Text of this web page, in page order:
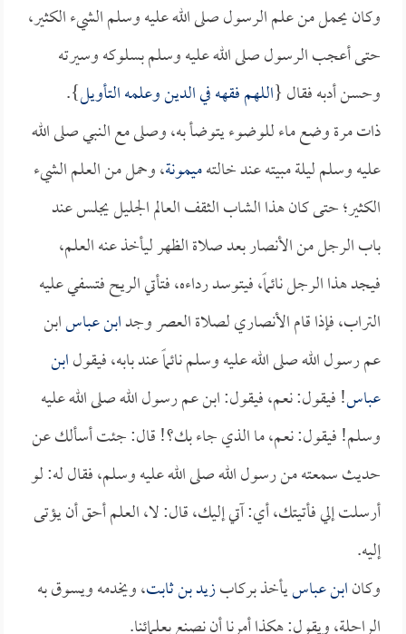
وكان يحمل من علم الرسول صلى الله عليه وسلم الشيء الكثير،
حتى أعجب الرسول صلى الله عليه وسلم بسلوكه وسيرته
وحسن أدبه فقال {اللهم فقهه في الدين وعلمه التأويل}.
ذات مرة وضع ماء للوضوء يتوضأ به، وصلى مع النبي صلى الله
عليه وسلم ليلة مبيته عند خالتهميمونة، وحمل من العلم الشيء
الكثير؛ حتى كان هذا الشاب الثقف العالم الجليل يجلس عند
باب الرجل من الأنصار بعد صلاة الظهر ليأخذ عنه العلم،
فيجد هذا الرجل نائماً، فيتوسد رداءه، فتأتي الريح فتسفي عليه
التراب، فإذا قام الأنصاري لصلاة العصر وجدابن عباسابن
عم رسول الله صلى الله عليه وسلم نائماً عند بابه، فيقولابن
عباس! فيقول: نعم، فيقول: ابن عم رسول الله صلى الله عليه
وسلم! فيقول: نعم، ما الذي جاء بك؟! قال: جئت أسألك عن
حديث سمعته من رسول الله صلى الله عليه وسلم، فقال له: لو
أرسلت إلي فأتيتك، أي: آتي إليك، قال: لا، العلم أحق أن يؤتى
إليه.
وكانابن عباسيأخذ بركابزيد بن ثابت، ويخدمه ويسوق به